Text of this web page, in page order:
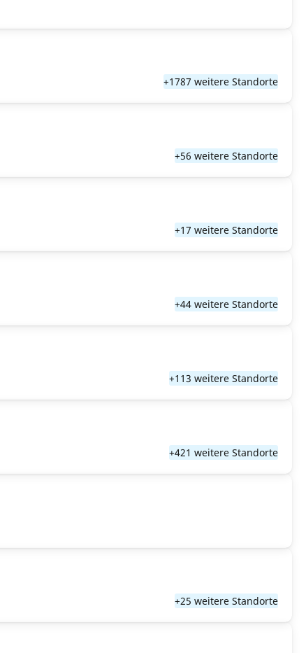
+1787 weitere Standorte
+56 weitere Standorte
+17 weitere Standorte
+44 weitere Standorte
+113 weitere Standorte
+421 weitere Standorte
+25 weitere Standorte